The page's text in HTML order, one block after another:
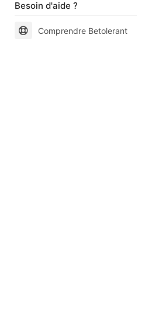
Besoin d'aide ?
Comprendre Betolerant